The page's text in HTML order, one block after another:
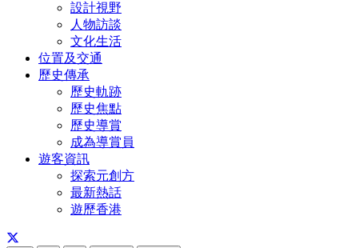
設計視野
人物訪談
文化生活
位置及交通
歷史傳承
歷史軌跡
歷史焦點
歷史導賞
成為導賞員
遊客資訊
探索元創方
最新熱話
遊歷香港